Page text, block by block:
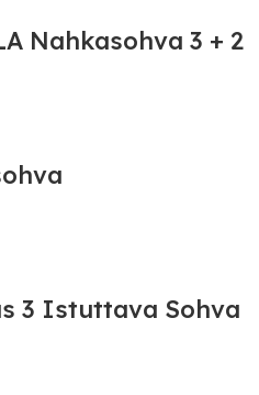
Nahkasohva 3 + 2
3 Istuttava Sohva